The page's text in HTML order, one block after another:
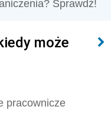
Sprawdź!
może
pracownicze